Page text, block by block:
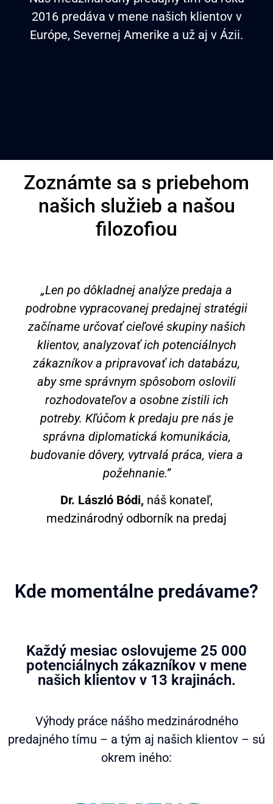
2016 predáva v mene našich klientov v
Európe, Severnej Amerike a už aj v Ázii.
Zoznámte sa s priebehom
našich služieb a našou
filozofiou
„Len po dôkladnej analýze predaja a
podrobne vypracovanej predajnej stratégii
začíname určovať cieľové skupiny našich
klientov, analyzovať ich potenciálnych
zákazníkov a pripravovať ich databázu,
aby sme správnym spôsobom oslovili
rozhodovateľov a osobne zistili ich
potreby. Kľúčom k predaju pre nás je
správna diplomatická komunikácia,
budovanie dôvery, vytrvalá práca, viera a
požehnanie.”
Dr. László Bódi, náš konateľ,
medzinárodný odborník na predaj
Kde momentálne predávame?
Každý mesiac oslovujeme 25 000
potenciálnych zákazníkov v mene
našich klientov v 13 krajinách.
Výhody práce nášho medzinárodného
predajného tímu – a tým aj našich klientov – sú
okrem iného: